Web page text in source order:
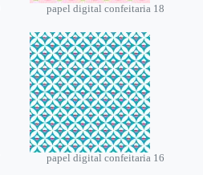
papel digital confeitaria 18
papel digital confeitaria 16